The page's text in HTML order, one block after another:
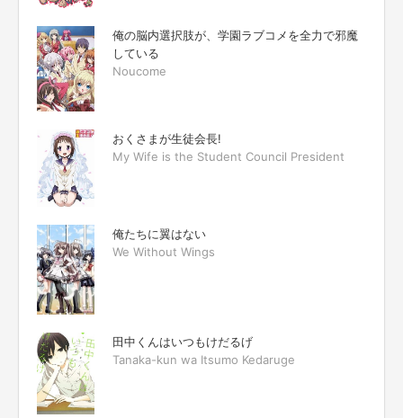
俺の脳内選択肢が、学園ラブコメを全力で邪魔
している
Noucome
おくさまが生徒会長!
My Wife is the Student Council President
俺たちに翼はない
We Without Wings
田中くんはいつもけだるげ
Tanaka-kun wa Itsumo Kedaruge